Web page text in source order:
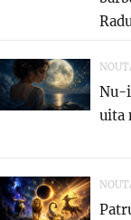
Nu-i
uita